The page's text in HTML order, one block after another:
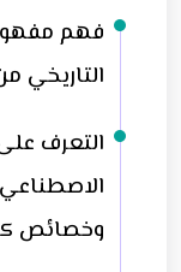
فهم
التاريخي
التعرف
الاصطناعي
وخصائص